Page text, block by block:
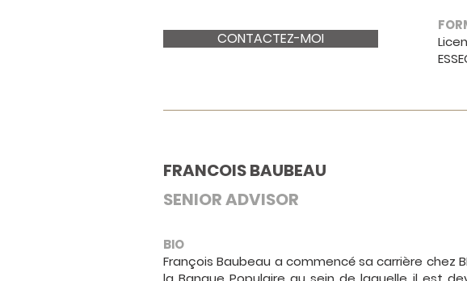
CONTACTEZ-MOI
FRANCOISBAUBEAU
SENIOR ADVISOR
BIO
François Baubeau a commencé sa carrière chez